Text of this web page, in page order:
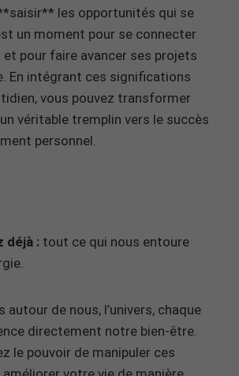
les opportunités qui se
un moment pour se connecter
et pour faire avancer ses projets
En intégrant ces significations
vous pouvez transformer
véritable tremplin vers le succès
personnel.
déjà : tout ce qui nous entoure
autour de nous, l’univers, chaque
directement notre bien-être.
le pouvoir de manipuler ces